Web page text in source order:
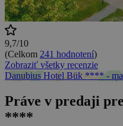
9,7/10
(Celkom 241 hodnotení)
Zobraziť všetky recenzie
Danubius Hotel Bük **** -
Práve v predaji
****